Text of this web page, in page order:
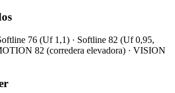
76 (Uf 1,1) · Softline 82 (Uf 0,95,
82 (corredera elevadora) · VISION